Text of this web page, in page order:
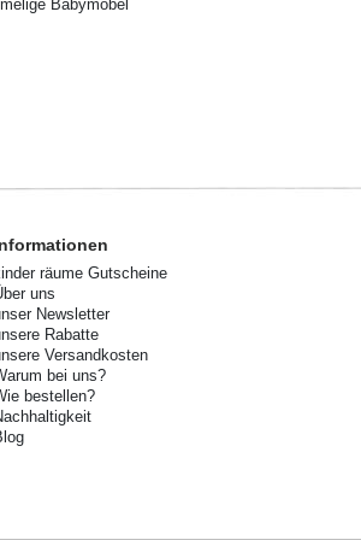
Babymöbel
räume Gutscheine
uns
Newsletter
Rabatte
Versandkosten
bei uns?
bestellen?